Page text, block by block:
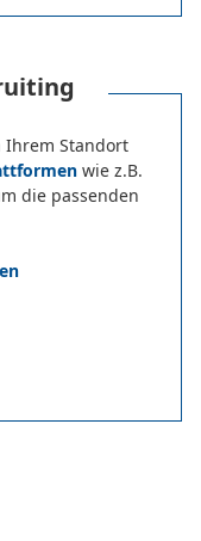
Ihrem Standort
wie z.B.
die passenden